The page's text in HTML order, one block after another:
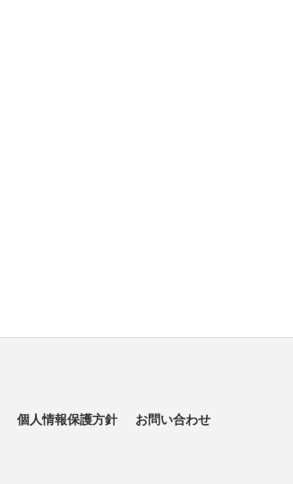
個人情報保護方針 お問い合わせ